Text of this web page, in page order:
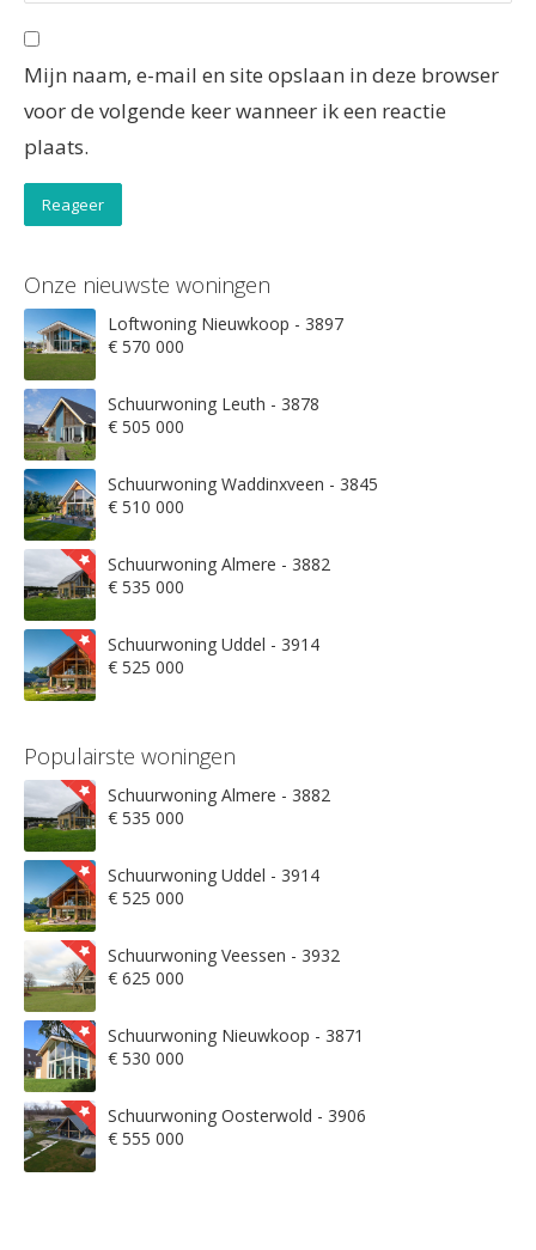
Mijn naam, e-mail en site opslaan in deze browser
voor de volgende keer wanneer ik een reactie
plaats.
Onze nieuwste woningen
Loftwoning Nieuwkoop - 3897
€ 570 000
Schuurwoning Leuth - 3878
€ 505 000
Schuurwoning Waddinxveen - 3845
€ 510 000
Schuurwoning Almere - 3882
€ 535 000
Schuurwoning Uddel - 3914
€ 525 000
Populairste woningen
Schuurwoning Almere - 3882
€ 535 000
Schuurwoning Uddel - 3914
€ 525 000
Schuurwoning Veessen - 3932
€ 625 000
Schuurwoning Nieuwkoop - 3871
€ 530 000
Schuurwoning Oosterwold - 3906
€ 555 000